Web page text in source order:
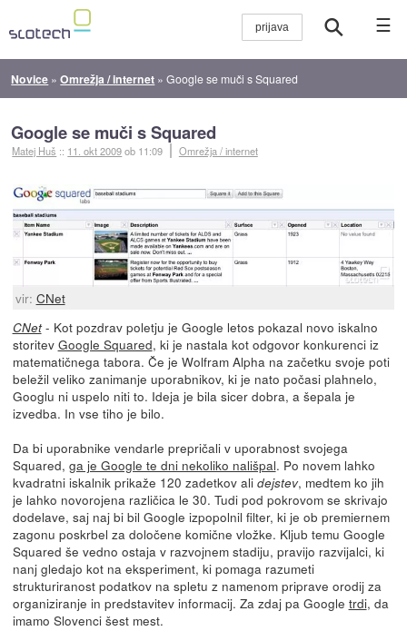
☰
Novice »Omrežja / internet »Google se muči s Squared
Google se muči s Squared
Matej Huš :: 11. okt 2009ob 11:09 Omrežja / internet
vir: CNet
CNet- Kot pozdrav poletju je Google letos pokazal novo iskalno
storitev Google Squared, ki je nastala kot odgovor konkurenci iz
matematičnega tabora. Če je Wolfram Alpha na začetku svoje poti
beležil veliko zanimanje uporabnikov, ki je nato počasi plahnelo,
Googlu ni uspelo niti to. Ideja je bila sicer dobra, a šepala je
izvedba. In vse tiho je bilo.
Da bi uporabnike vendarle prepričali v uporabnost svojega
Squared, ga je Google te dni nekoliko nališpal. Po novem lahko
kvadratni iskalnik prikaže 120 zadetkov ali dejstev, medtem ko jih
je lahko novorojena različica le 30. Tudi pod pokrovom se skrivajo
dodelave, saj naj bi bil Google izpopolnil filter, ki je ob premiernem
zagonu poskrbel za določene komične vložke. Kljub temu Google
Squared še vedno ostaja v razvojnem stadiju, pravijo razvijalci, ki
nanj gledajo kot na eksperiment, ki pomaga razumeti
strukturiranost podatkov na spletu z namenom priprave orodij za
organiziranje in predstavitev informacij. Za zdaj pa Google trdi, da
imamo Slovenci šest mest.